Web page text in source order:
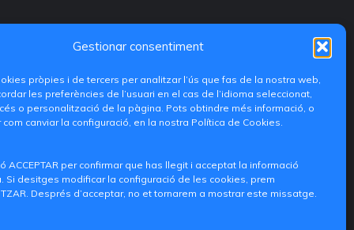
Gestionar consentiment
pròpies i de tercers per analitzar l’ús que fas de la nostra web,
les preferències de l’usuari en el cas de l’idioma seleccionat,
o personalització de la pàgina. Pots obtindre més informació, o
canviar la configuració, en la nostra Política de Cookies.
ACCEPTAR per confirmar que has llegit i acceptat la informació
Si desitges modificar la configuració de les cookies, prem
Després d’acceptar, no et tornarem a mostrar este missatge.